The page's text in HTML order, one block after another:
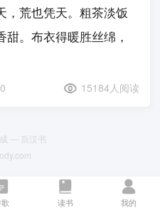
读书 我的
，荒也凭天。粗茶淡饭
。布衣得暖胜丝绵，
0 15184人阅读
— 后汉书